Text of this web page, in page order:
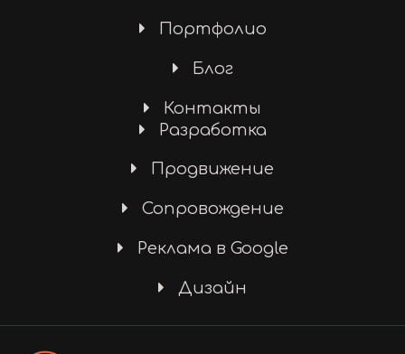
Портфолио
Блог
Контакты
Разработка
Продвижение
Сопровождение
Реклама в Google
Дизайн